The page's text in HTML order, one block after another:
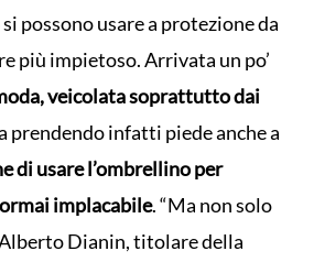
possono usare a protezione da
più impietoso. Arrivata un po’
veicolata soprattutto dai
prendendo infatti piede anche a
di usare l’ombrellino per
implacabile. “Ma non solo
Dianin, titolare della